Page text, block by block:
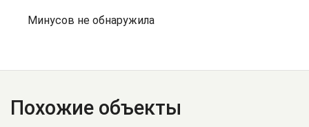
Минусов не обнаружила
Похожие объекты